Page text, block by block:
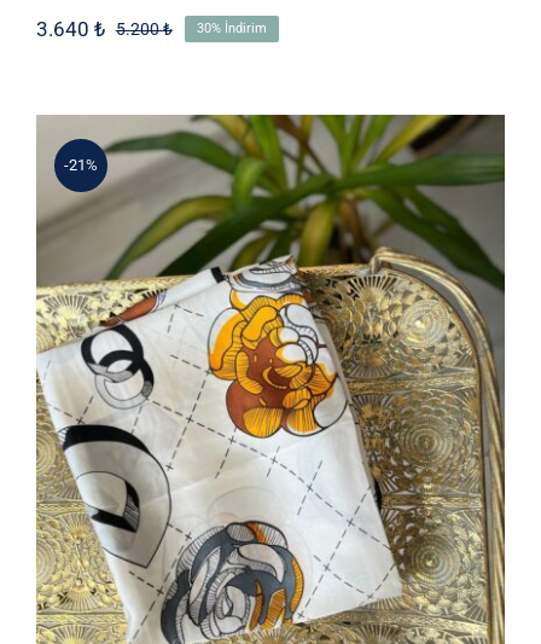
5.200₺Orijinal
3.640 ₺
Şu
3.640 ₺.
30% İndirim
-21%
Beyaz Çiçek Desenli Şal